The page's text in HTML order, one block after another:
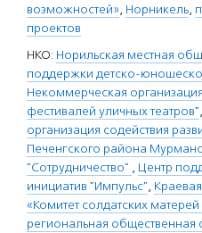
возможностей», Норникель,
проектов
НКО: Норильская местная
поддержки детско-
Некоммерческая
фестивалей уличных театров",
организация содействия
Печенгского района
"Сотрудничество" , Центр
инициатив "Импульс",
«Комитет солдатских
региональная общественная